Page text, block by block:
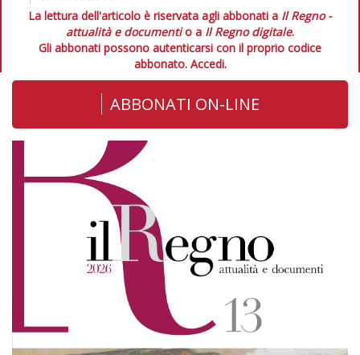
La lettura dell'articolo è riservata agli abbonati a Il Regno -
attualità e documentio a Il Regno digitale.
Gli abbonati possono autenticarsi con il proprio codice
abbonato. Accedi.
ABBONATI ON-LINE